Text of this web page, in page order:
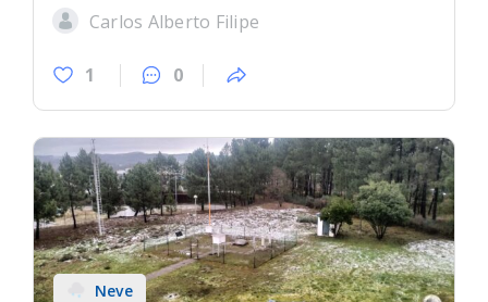
Carlos Alberto Filipe
1 0
Neve